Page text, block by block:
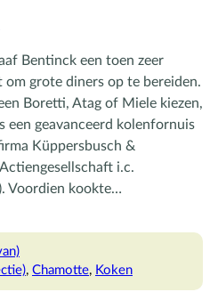
Bentinck een toen zeer
grote diners op te bereiden.
Boretti, Atag of Miele kiezen,
geavanceerd kolenfornuis
Küppersbusch &
i.c.
Voordien kookte…
, Chamotte, Koken